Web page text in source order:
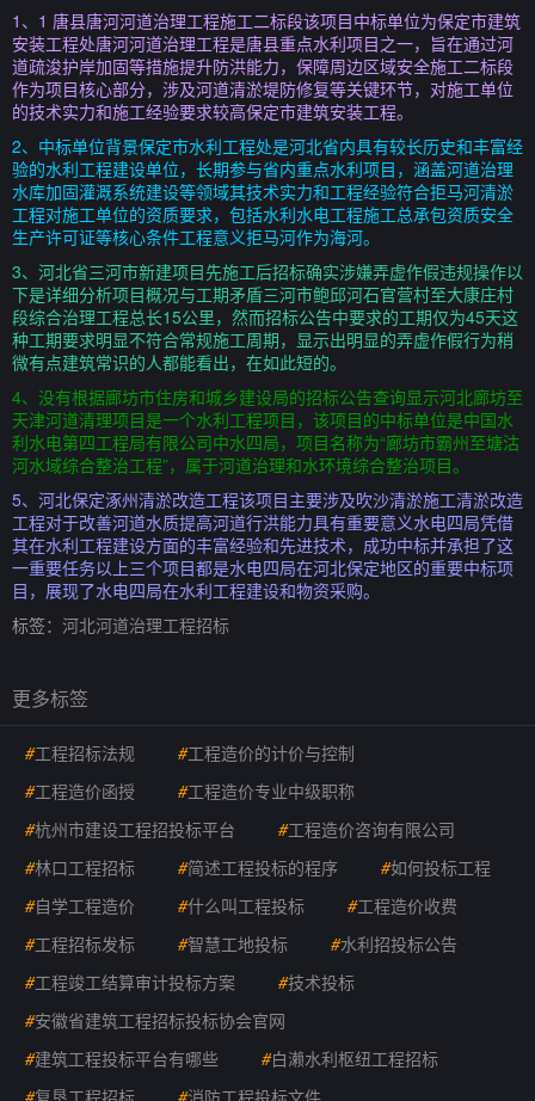
1、1 唐县唐河河道治理工程施工二标段该项目中标单位为保定市建筑
安装工程处唐河河道治理工程是唐县重点水利项目之一，旨在通过河
道疏浚护岸加固等措施提升防洪能力，保障周边区域安全施工二标段
作为项目核心部分，涉及河道清淤堤防修复等关键环节，对施工单位
的技术实力和施工经验要求较高保定市建筑安装工程。
2、中标单位背景保定市水利工程处是河北省内具有较长历史和丰富经
验的水利工程建设单位，长期参与省内重点水利项目，涵盖河道治理
水库加固灌溉系统建设等领域其技术实力和工程经验符合拒马河清淤
工程对施工单位的资质要求，包括水利水电工程施工总承包资质安全
生产许可证等核心条件工程意义拒马河作为海河。
3、河北省三河市新建项目先施工后招标确实涉嫌弄虚作假违规操作以
下是详细分析项目概况与工期矛盾三河市鲍邱河石官营村至大康庄村
段综合治理工程总长15公里，然而招标公告中要求的工期仅为45天这
种工期要求明显不符合常规施工周期，显示出明显的弄虚作假行为稍
微有点建筑常识的人都能看出，在如此短的。
4、没有根据廊坊市住房和城乡建设局的招标公告查询显示河北廊坊至
天津河道清理项目是一个水利工程项目，该项目的中标单位是中国水
利水电第四工程局有限公司中水四局，项目名称为“廊坊市霸州至塘沽
河水域综合整治工程”，属于河道治理和水环境综合整治项目。
5、河北保定涿州清淤改造工程该项目主要涉及吹沙清淤施工清淤改造
工程对于改善河道水质提高河道行洪能力具有重要意义水电四局凭借
其在水利工程建设方面的丰富经验和先进技术，成功中标并承担了这
一重要任务以上三个项目都是水电四局在河北保定地区的重要中标项
目，展现了水电四局在水利工程建设和物资采购。
标签： 河北河道治理工程招标
更多标签
#工程招标法规 #工程造价的计价与控制
#工程造价函授 #工程造价专业中级职称
#杭州市建设工程招投标平台 #工程造价咨询有限公司
#林口工程招标 #简述工程投标的程序 #如何投标工程
#自学工程造价 #什么叫工程投标 #工程造价收费
#工程招标发标 #智慧工地投标 #水利招投标公告
#工程竣工结算审计投标方案 #技术投标
#安徽省建筑工程招标投标协会官网
#建筑工程投标平台有哪些 #白濑水利枢纽工程招标
#复垦工程招标 #消防工程投标文件